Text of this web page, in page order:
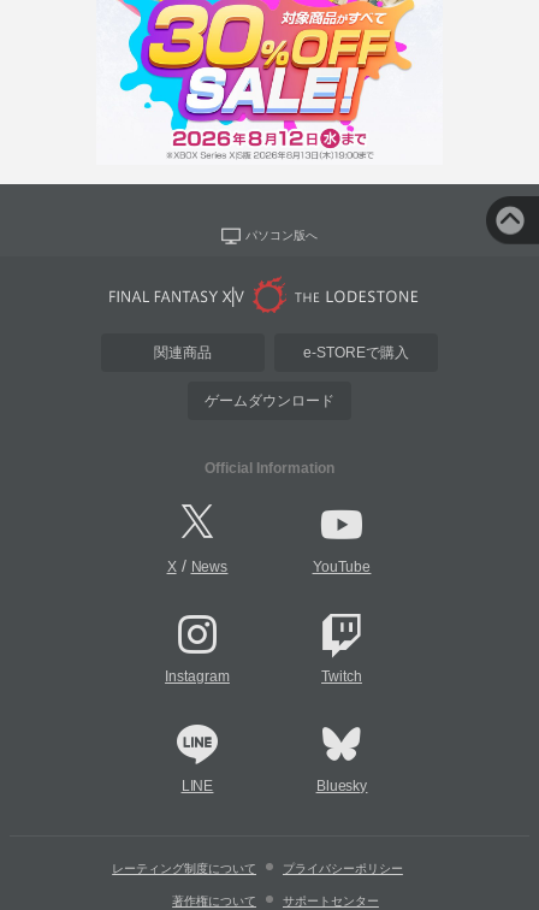
パソコン版へ
関連商品 e-STOREで購入
ゲームダウンロード
Official Information
X/ News YouTube
Instagram Twitch
LINE Bluesky
レーティング制度について プライバシーポリシー
著作権について サポートセンター